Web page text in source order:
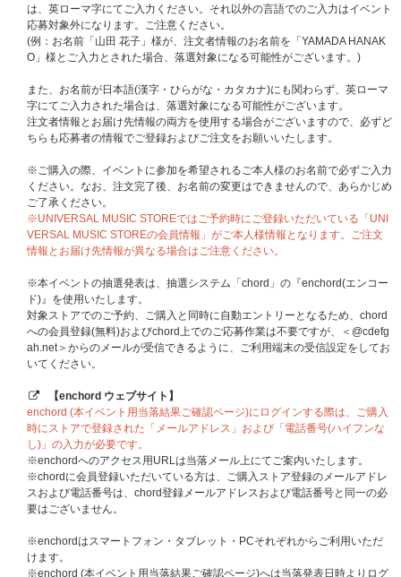
※握手やハイタッチなど、メンバーと接触することはできません。
※開催時間および受付時間等の詳細は、ご当選者の方にのみ、後日のご案内
を予定しております。
※電子チケットは、ご当選者の方にのみ、イベント前日18:00頃目安でご案
メンバー個別COLORFULらくがきフォトカードお渡し会
COLORFULらくがきフォトカード
■応募対象商品
渡し会応募商品】
※必ず「メンバー個別COLORFULらくがきフォトカードお渡し会応募商
品」を選択してご購入ください。通常商品をご購入いただいた場合、抽選対
象外になりますのでご注意ください。その他の商品をご購入いただいても応
募抽選の対象にはなりません。
■応募期間(全1回)
2026年6月2日(火)11:00～6月9日(火)10:59
※対象応募期間内に応募対象商品をご予約、ご購入ください。
※上記応募期間以外は応募対象商品をご予約、ご購入いただけません。あら
かじめご了承ください。
は、英ローマ字にてご入力ください。それ以外の言語でのご入力はイベント
応募対象外になります。ご注意ください。
(例：お名前「山田 花子」様が、注文者情報のお名前を「YAMADA HANAK
O」様とご入力とされた場合、落選対象になる可能性がございます。)
また、お名前が日本語(漢字・ひらがな・カタカナ)にも関わらず、英ローマ
字にてご入力された場合は、落選対象になる可能性がございます。
注文者情報とお届け先情報の両方を使用する場合がございますので、必ずど
ちらも応募者の情報でご登録およびご注文をお願いいたします。
※ご購入の際、イベントに参加を希望されるご本人様のお名前で必ずご入力
ください。なお、注文完了後、お名前の変更はできませんので、あらかじめ
ご了承ください。
※UNIVERSAL MUSIC STOREではご予約時にご登録いただいている「UNI
VERSAL MUSIC STOREの会員情報」がご本人様情報となります。ご注文
情報とお届け先情報が異なる場合はご注意ください。
※本イベントの抽選発表は、抽選システム「chord」の『enchord(エンコー
ド)』を使用いたします。
対象ストアでのご予約、ご購入と同時に自動エントリーとなるため、chord
への会員登録(無料)およびchord上でのご応募作業は不要ですが、＜@cdefg
ah.net＞からのメールが受信できるように、ご利用端末の受信設定をしてお
いてください。
【enchord ウェブサイト】
enchord (本イベント用当落結果ご確認ページ)にログインする際は、ご購入
時にストアで登録された「メールアドレス」および「電話番号(ハイフンな
し)」の入力が必要です。
※enchordへのアクセス用URLは当落メール上にてご案内いたします。
※chordに会員登録いただいている方は、ご購入ストア登録のメールアドレ
スおよび電話番号は、chord登録メールアドレスおよび電話番号と同一の必
要はございません。
※enchordはスマートフォン・タブレット・PCそれぞれからご利用いただ
けます。
※enchord (本イベント用当落結果ご確認ページ)へは当落発表日時よりログ